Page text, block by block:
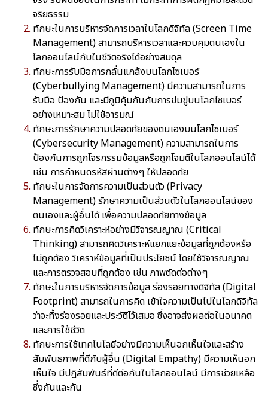
จริยธรรม
ทักษะในการบริหารจัดการเวลาในโลกดิจิทัล (Screen Time
Management) สามารถบริหารเวลาและควบคุมตนเองใน
โลกออนไลน์กับในชีวิตจริงได้อย่างสมดุล
ทักษะการรับมือการกลั่นแกล้งบนโลกไซเบอร์
(Cyberbullying Management) มีความสามารถในการ
รับมือ ป้องกัน และมีภูมิคุ้มกันกับการข่มขู่บนโลกไซเบอร์
อย่างเหมาะสม ไม่ใช้อารมณ์
ทักษะการรักษาความปลอดภัยของตนเองบนโลกไซเบอร์
(Cybersecurity Management) ความสามารถในการ
ป้องกันการถูกโจรกรรมข้อมูลหรือถูกโจมตีในโลกออนไลน์ได้
เช่น การกำหนดรหัสผ่านต่างๆ ให้ปลอดภัย
ทักษะในการจัดการความเป็นส่วนตัว (Privacy
Management) รักษาความเป็นส่วนตัวในโลกออนไลน์ของ
ตนเองและผู้อื่นได้ เพื่อความปลอดภัยทางข้อมูล
ทักษะการคิดวิเคราะห์อย่างมีวิจารณญาณ (Critical
Thinking) สามารถคิดวิเคราะห์แยกแยะข้อมูลที่ถูกต้องหรือ
ไม่ถูกต้อง วิเคราห์ข้อมูลที่เป็นประโยชน์ โดยใช้วิจารณญาณ
และการตรวจสอบที่ถูกต้อง เช่น ภาพตัดต่อต่างๆ
ทักษะในการบริหารจัดการข้อมูล ร่องรอยทางดิจิทัล (Digital
Footprint) สามารถในการคิด เข้าใจความเป็นไปในโลกดิจิทัล
ว่าจะทิ้งร่องรอยและประวัติไว้เสมอ ซึ่งอาจส่งผลต่อในอนาคต
และการใช้ชีวิต
ทักษะการใช้เทคโนโลยีอย่างมีความเห็นอกเห็นใจและสร้าง
สัมพันธภาพที่ดีกับผู้อื่น (Digital Empathy) มีความเห็นอก
เห็นใจ มีปฏิสัมพันธ์ที่ดีต่อกันในโลกออนไลน์ มีการช่วยเหลือ
ซึ่งกันและกัน